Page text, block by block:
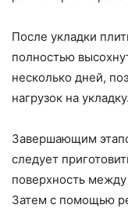
После укладки
полностью
несколько дней,
нагрузок на укладку.
Завершающим
следует
поверхность
Затем с помощью